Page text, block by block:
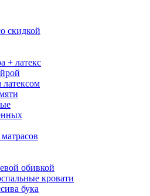
скидкой
+ латекс
обивкой
кровати
бука